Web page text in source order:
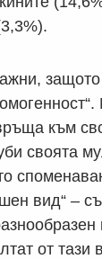
защото
към
своята
вид“ –
от тази